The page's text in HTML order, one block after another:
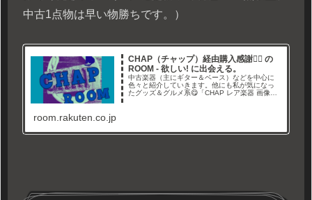
中古1点物は早い物勝ちです。）
CHAP（チャップ）経由購入感謝🙇‍♂ の
ROOM - 欲しい! に出会える。
中古楽器（主にギター＆ベース）などを中心に
色々と紹介していきます。他にも私が気になっ
たグッズ＆グルメ系😋「CHAP レア楽器 画像倉
room.rakuten.co.jp